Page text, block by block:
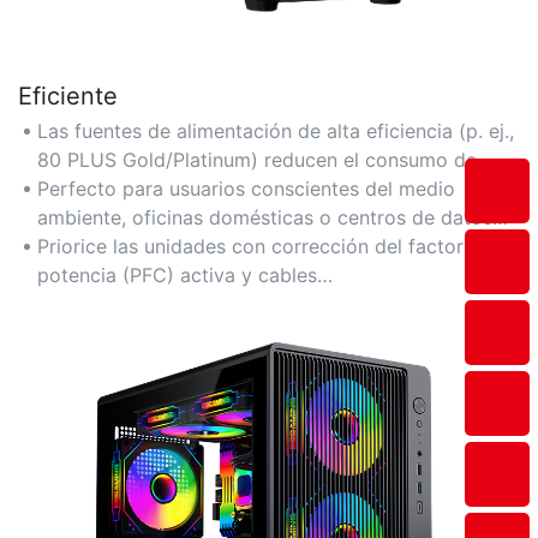
Eficiente
Las fuentes de alimentación de alta eficiencia (p. ej.,
80 PLUS Gold/Platinum) reducen el consumo de
energía y las facturas de electricidad. Los diseños
modulares minimizan el desorden de cables para
una mejor ventilación.
Perfecto para usuarios conscientes del medio
ambiente, oficinas domésticas o centros de datos
que buscan optimizar el consumo de energía sin
sacrificar el rendimiento.
Priorice las unidades con corrección del factor de
potencia (PFC) activa y cables